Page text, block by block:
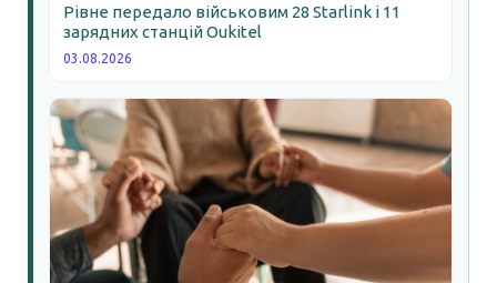
Рівне передало військовим 28 Starlink і 11
зарядних станцій Oukitel
03.08.2026